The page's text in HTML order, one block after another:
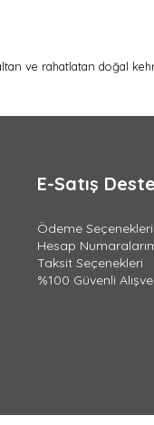
ve rahatlatan doğal
E-Satış
Ödeme
Hesap
Taksit Seçenekleri
%100 Güvenli